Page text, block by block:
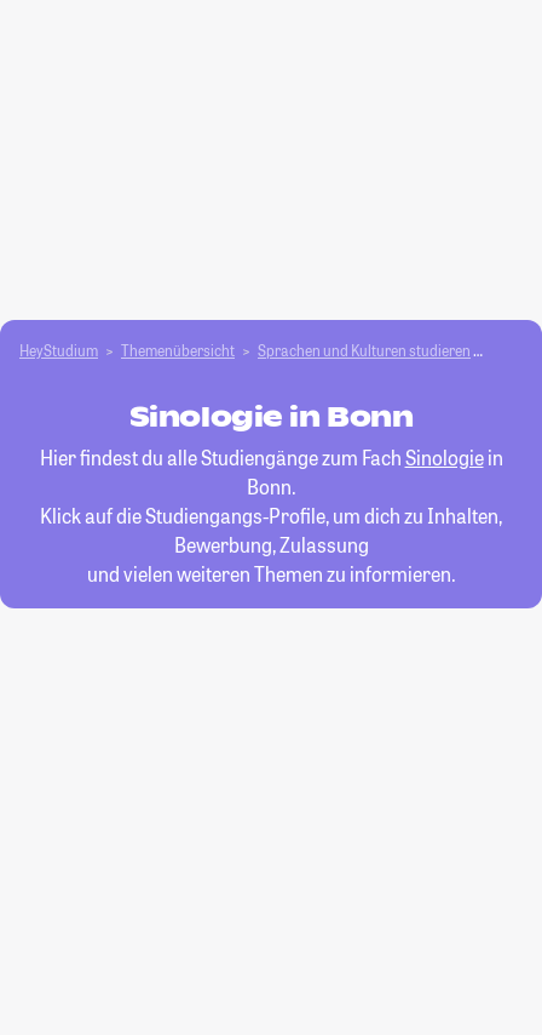
HeyStudium Themenübersicht Sprachen und Kulturen studieren
Sinologie in Bonn
Hier findest du alle Studiengänge zum FachSinologiein
Bonn.
Klick auf die Studiengangs-Profile, um dich zu Inhalten,
Bewerbung, Zulassung
und vielen weiteren Themen zu informieren.